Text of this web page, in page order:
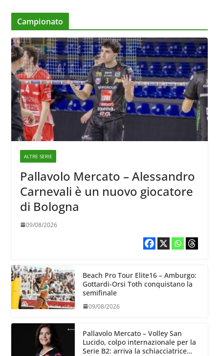
Campionato
ALTRE SERIE
Pallavolo Mercato – Alessandro
Carnevali è un nuovo giocatore
di Bologna
09/08/2026
Beach Pro Tour Elite16 – Amburgo:
Gottardi-Orsi Toth conquistano la
semifinale
09/08/2026
Pallavolo Mercato – Volley San
Lucido, colpo internazionale per la
Serie B2: arriva la schiacciatrice